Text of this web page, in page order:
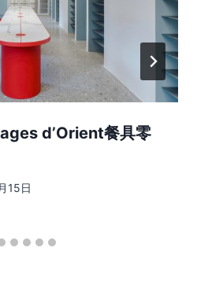
d’Orient餐具零
15日